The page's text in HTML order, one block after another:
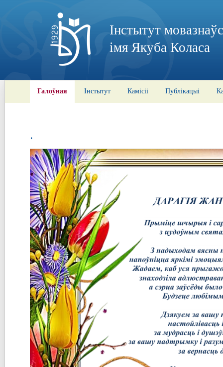
Інстытут
імя Якуба Коласа
Галоўная Інстытут Камісіі Публікацыі
.